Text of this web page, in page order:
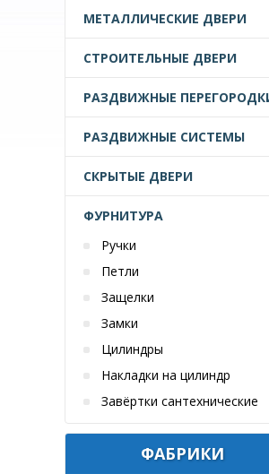
МЕТАЛЛИЧЕСКИЕ ДВЕРИ
СТРОИТЕЛЬНЫЕ ДВЕРИ
РАЗДВИЖНЫЕ
РАЗДВИЖНЫЕ СИСТЕМЫ
СКРЫТЫЕ ДВЕРИ
ФУРНИТУРА
Ручки
Петли
Защелки
Замки
Цилиндры
Накладки на цилиндр
Завёртки сантехнические
ФАБРИКИ